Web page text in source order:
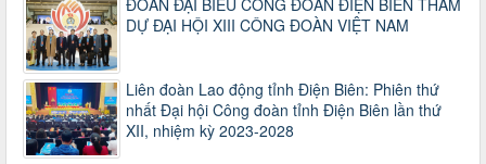
quả
Thời gian đăng: 25/12/2024
lượt xem: 1226 | lượt tải:339
37/HD-TLĐ
Hướng dẫn Công đoàn với việc tổ chức và hoạt động của
Ban Thanh tra Nhân dân
Thời gian đăng: 27/12/2024
ĐOÀN ĐẠI BIỂU CÔNG ĐOÀN ĐIỆN BIÊN THAM
DỰ ĐẠI HỘI XIII CÔNG ĐOÀN VIỆT NAM
Liên đoàn Lao động tỉnh Điện Biên: Phiên thứ
nhất Đại hội Công đoàn tỉnh Điện Biên lần thứ
XII, nhiệm kỳ 2023-2028